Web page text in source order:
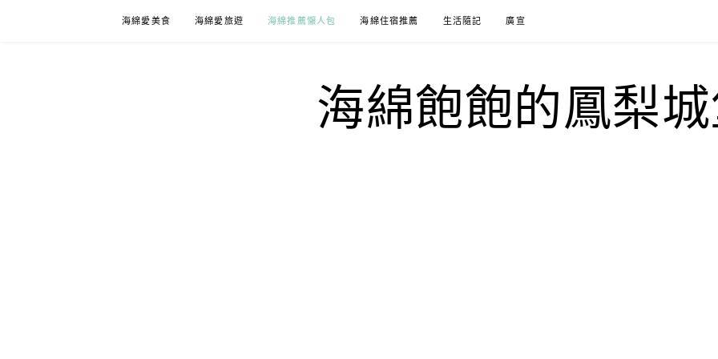
海綿愛美食 海綿愛旅遊 海綿推薦懶人包 海綿住宿推薦 生活隨記 廣宣
海綿飽飽的鳳梨